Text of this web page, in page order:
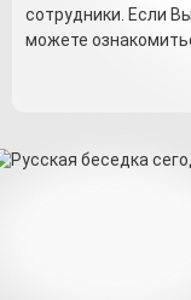
сотрудники. Если
можете